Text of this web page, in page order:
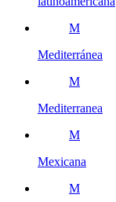
M
Mediterránea
M
Mediterranea
M
Mexicana
M